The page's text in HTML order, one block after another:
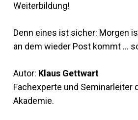
Weiterbildung!
Denn eines ist sicher: Morgen
an dem wieder Post kommt …
Autor: Klaus Gettwart
Fachexperte und Seminarleiter
Akademie.